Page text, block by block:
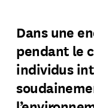
Dans une
pendant le
individus